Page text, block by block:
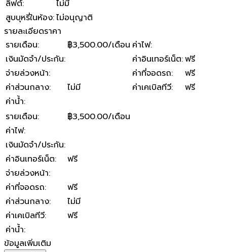
ลิฟต์:
ไม่มี
สูบบุหรี่ในห้อง:ไม่อนุญาติ
รายละเอียดราคา
รายเดือน: ฿3,500.00/เดือน ค่าไฟ:
เงินมัดจำ/ประกัน: ค่าอินเทอร์เน็ต:ฟรี
จ่ายล่วงหน้า: ค่าที่จอดรถ:
ฟรี
ค่าส่วนกลาง: ไม่มี ค่าเคเบิลทีวี:
ฟรี
ค่าน้ำ:
รายเดือน:
฿3,500.00/เดือน
ค่าไฟ:
เงินมัดจำ/ประกัน:
ค่าอินเทอร์เน็ต:
ฟรี
จ่ายล่วงหน้า:
ค่าที่จอดรถ:
ฟรี
ค่าส่วนกลาง:
ไม่มี
ค่าเคเบิลทีวี:
ฟรี
ค่าน้ำ:
ข้อมูลเพิ่มเติม